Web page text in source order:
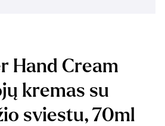
Hand Cream
kremas su
sviestu, 70ml